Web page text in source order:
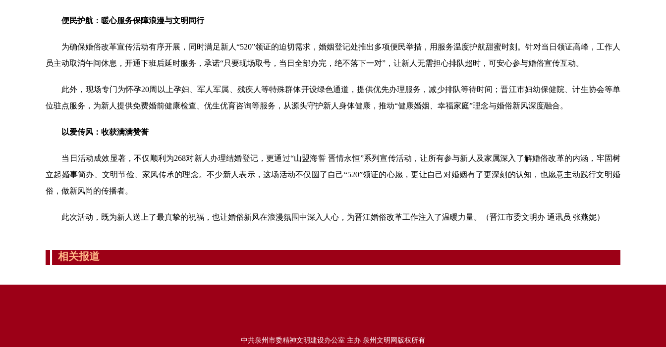
便民护航：暖心服务保障浪漫与文明同行
为确保婚俗改革宣传活动有序开展，同时满足新人“520”领证的迫切需求，婚姻登记处推出多项便民举措，用服务温度护航甜蜜时刻。针对当日领证高峰，工作人
员主动取消午间休息，开通下班后延时服务，承诺“只要现场取号，当日全部办完，绝不落下一对”，让新人无需担心排队超时，可安心参与婚俗宣传互动。
此外，现场专门为怀孕20周以上孕妇、军人军属、残疾人等特殊群体开设绿色通道，提供优先办理服务，减少排队等待时间；晋江市妇幼保健院、计生协会等单
位驻点服务，为新人提供免费婚前健康检查、优生优育咨询等服务，从源头守护新人身体健康，推动“健康婚姻、幸福家庭”理念与婚俗新风深度融合。
以爱传风：收获满满赞誉
当日活动成效显著，不仅顺利为268对新人办理结婚登记，更通过“山盟海誓 晋情永恒”系列宣传活动，让所有参与新人及家属深入了解婚俗改革的内涵，牢固树
立起婚事简办、文明节俭、家风传承的理念。不少新人表示，这场活动不仅圆了自己“520”领证的心愿，更让自己对婚姻有了更深刻的认知，也愿意主动践行文明婚
俗，做新风尚的传播者。
此次活动，既为新人送上了最真挚的祝福，也让婚俗新风在浪漫氛围中深入人心，为晋江婚俗改革工作注入了温暖力量。（晋江市委文明办 通讯员 张燕妮）
相关报道
中共泉州市委精神文明建设办公室 主办 泉州文明网版权所有